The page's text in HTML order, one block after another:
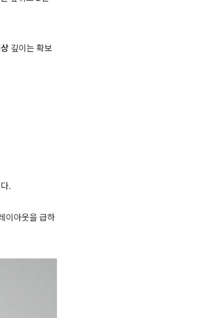
깊이는 확보
.
이아웃을 급하